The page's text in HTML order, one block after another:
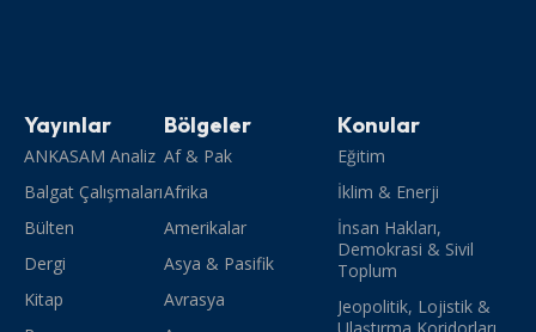
Yayınlar
ANKASAM Analiz
Balgat Çalışmaları
Bülten
Dergi
Kitap
Bölgeler
Af & Pak
Afrika
Amerikalar
Asya & Pasifik
Avrasya
Konular
Eğitim
İklim & Enerji
İnsan Hakları,
Demokrasi & Sivil
Toplum
Jeopolitik, Lojistik &
Ulaştırma Koridorları